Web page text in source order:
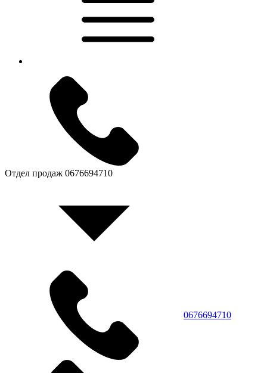
Отдел продаж 0676694710
0676694710